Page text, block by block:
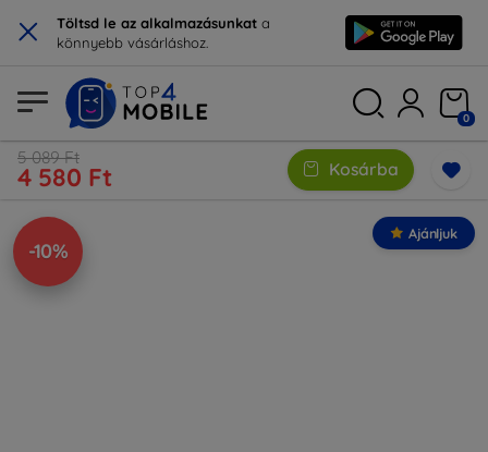
× Töltsd le az alkalmazásunkat a
könnyebb vásárláshoz.
0
5 089 Ft
4 580 Ft Kosárba
-10%
Ajánljuk